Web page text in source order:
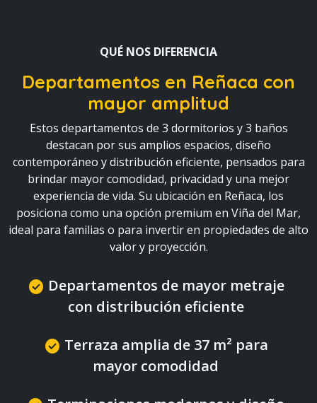
QUÉ NOS DIFERENCIA
Departamentos en Reñaca con
mayor amplitud
Estos departamentos de 3 dormitorios y 3 baños
destacan por sus amplios espacios, diseño
contemporáneo y distribución eficiente, pensados para
brindar mayor comodidad, privacidad y una mejor
experiencia de vida. Su ubicación en Reñaca, los
posiciona como una opción premium en Viña del Mar,
ideal para familias o para invertir en propiedades de alto
valor y proyección.
check_circle Departamentos de mayor metraje
con distribución eficiente
check_circle Terraza amplia de 37 m² para
mayor comodidad